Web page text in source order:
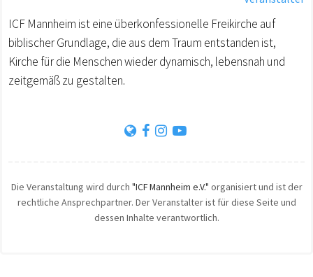
ICF Mannheim ist eine überkonfessionelle Freikirche auf
biblischer Grundlage, die aus dem Traum entstanden ist,
Kirche für die Menschen wieder dynamisch, lebensnah und
zeitgemäß zu gestalten.
Die Veranstaltung wird durch "ICF Mannheim e.V." organisiert und ist der
rechtliche Ansprechpartner. Der Veranstalter ist für diese Seite und
dessen Inhalte verantwortlich.